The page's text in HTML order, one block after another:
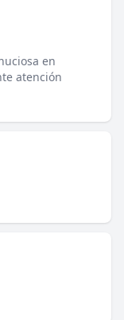
en
atención